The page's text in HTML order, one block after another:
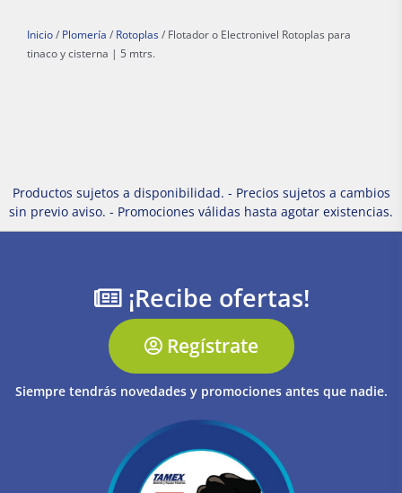
Inicio / Plomería / Rotoplas / Flotador o Electronivel Rotoplas para
tinaco y cisterna | 5 mtrs.
Productos sujetos a disponibilidad. - Precios sujetos a cambios
sin previo aviso. - Promociones válidas hasta agotar existencias.
¡Recibe ofertas!
Regístrate
Siempre tendrás novedades y promociones antes que nadie.